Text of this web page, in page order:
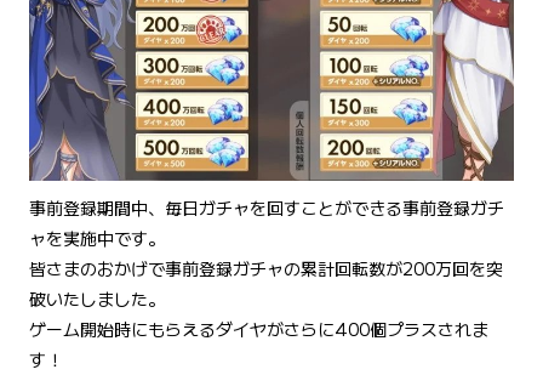
事前登録期間中、毎日ガチャを回すことができる事前登録ガチ
ャを実施中です。
皆さまのおかげで事前登録ガチャの累計回転数が200万回を突
破いたしました。
ゲーム開始時にもらえるダイヤがさらに400個プラスされま
す！